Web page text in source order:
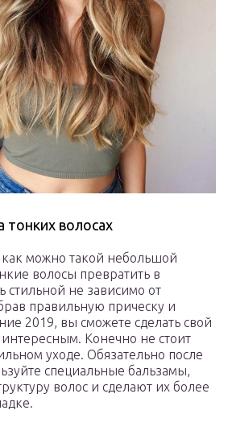
волосах
можно такой небольшой
волосы превратить в
стильной не зависимо от
правильную прическу и
2019, вы сможете сделать свой
Конечно не стоит
уходе. Обязательно после
специальные бальзамы,
волос и сделают их более